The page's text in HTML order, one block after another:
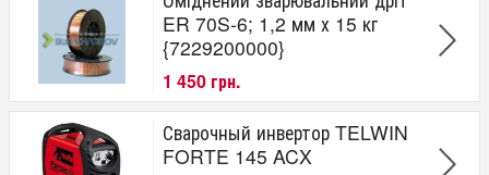
ER 70S-6; 1,2 мм х 15 кг
{7229200000}
1 450 грн.
Сварочный инвертор TELWIN
FORTE 145 ACX